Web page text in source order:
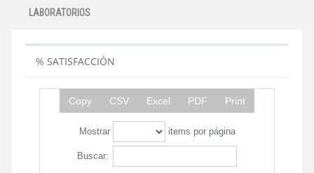
LABORATORIOS
% SATISFACCIÓN
Copy CSV Excel PDF Print
Mostrar items por página
Buscar: